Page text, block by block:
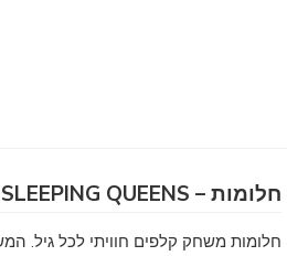
חלומות – SLEEPING QUEENS
חלומות משחק קלפים חוויתי לכל גיל.